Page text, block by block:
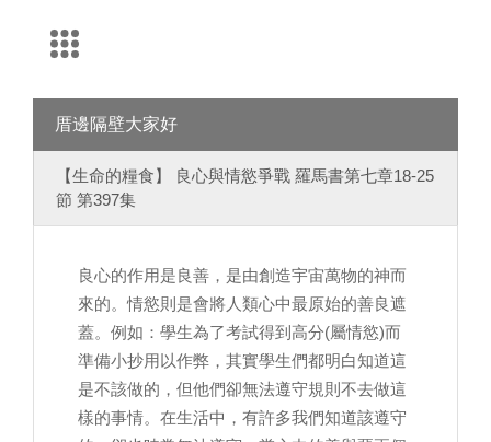
厝邊隔壁大家好
【生命的糧食】 良心與情慾爭戰 羅馬書第七章18-25
節 第397集
良心的作用是良善，是由創造宇宙萬物的神而
來的。情慾則是會將人類心中最原始的善良遮
蓋。例如：學生為了考試得到高分(屬情慾)而
準備小抄用以作弊，其實學生們都明白知道這
是不該做的，但他們卻無法遵守規則不去做這
樣的事情。在生活中，有許多我們知道該遵守